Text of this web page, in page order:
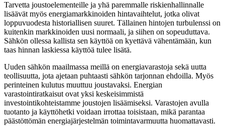
Tarvetta joustoelementeille ja yhä paremmalle riskienhallinnalle
lisäävät myös energiamarkkinoiden hintavaihtelut, jotka olivat
loppuvuodesta historiallisen suuret. Tällainen hintojen turbulenssi on
kuitenkin markkinoiden uusi normaali, ja siihen on sopeuduttava.
Sähkön ollessa kallista sen käyttöä on kyettävä vähentämään, kun
taas hinnan laskiessa käyttöä tulee lisätä.
Uuden sähkön maailmassa meillä on energiavarastoja sekä uutta
teollisuutta, jota ajetaan puhtaasti sähkön tarjonnan ehdoilla. Myös
perinteinen kulutus muuttuu joustavaksi. Energian
varastointiratkaisut ovat yksi keskeisimmistä
investointikohteistamme joustojen lisäämiseksi. Varastojen avulla
tuotanto ja käyttöhetki voidaan irrottaa toisistaan, mikä parantaa
päästöttömän energiajärjestelmän toimintavarmuutta huomattavasti.